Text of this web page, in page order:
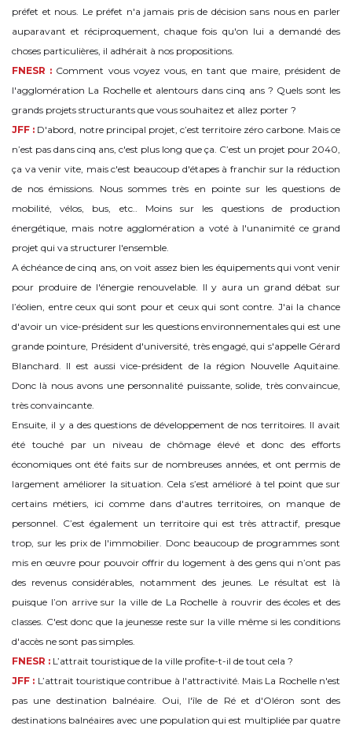
préfet et nous. Le préfet n'a jamais pris de décision sans nous en parler
auparavant et réciproquement, chaque fois qu'on lui a demandé des
choses particulières, il adhérait à nos propositions.
FNESR : Comment vous voyez vous, en tant que maire, président de
l'agglomération La Rochelle et alentours dans cinq ans ? Quels sont les
grands projets structurants que vous souhaitez et allez porter ?
JFF : D'abord, notre principal projet, c’est territoire zéro carbone. Mais ce
n’est pas dans cinq ans, c'est plus long que ça. C’est un projet pour 2040,
ça va venir vite, mais c'est beaucoup d'étapes à franchir sur la réduction
de nos émissions. Nous sommes très en pointe sur les questions de
mobilité, vélos, bus, etc.. Moins sur les questions de production
énergétique, mais notre agglomération a voté à l'unanimité ce grand
projet qui va structurer l'ensemble.
A échéance de cinq ans, on voit assez bien les équipements qui vont venir
pour produire de l'énergie renouvelable. Il y aura un grand débat sur
l’éolien, entre ceux qui sont pour et ceux qui sont contre. J'ai la chance
d'avoir un vice-président sur les questions environnementales qui est une
grande pointure, Président d'université, très engagé, qui s'appelle Gérard
Blanchard. ll est aussi vice-président de la région Nouvelle Aquitaine.
Donc là nous avons une personnalité puissante, solide, très convaincue,
très convaincante.
Ensuite, il y a des questions de développement de nos territoires. Il avait
été touché par un niveau de chômage élevé et donc des efforts
économiques ont été faits sur de nombreuses années, et ont permis de
largement améliorer la situation. Cela s’est amélioré à tel point que sur
certains métiers, ici comme dans d'autres territoires, on manque de
personnel. C’est également un territoire qui est très attractif, presque
trop, sur les prix de l'immobilier. Donc beaucoup de programmes sont
mis en œuvre pour pouvoir offrir du logement à des gens qui n’ont pas
des revenus considérables, notamment des jeunes. Le résultat est là
puisque l’on arrive sur la ville de La Rochelle à rouvrir des écoles et des
classes. C'est donc que la jeunesse reste sur la ville même si les conditions
d'accès ne sont pas simples.
FNESR : L’attrait touristique de la ville profite-t-il de tout cela ?
JFF : L’attrait touristique contribue à l'attractivité. Mais La Rochelle n'est
pas une destination balnéaire. Oui, l'île de Ré et d'Oléron sont des
destinations balnéaires avec une population qui est multipliée par quatre